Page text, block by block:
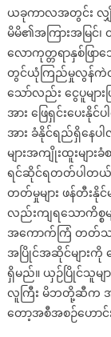
ယခုကာလအတွင်း လျှို့
မိမိ၏အကြားအမြင်၊
လောကုတ္တရာနှစ်ဖြာ
တွင်ယုံကြည်မှုလွန်ကဲတတ်
သော်လည်း ငွေပူမျာ
အား ဖြေရှင်းပေး
အား ခံနိုင်ရည်ရှိနေပါ
များအကျိုးထူးမျာ
ရင်ဆိုင်ရတတ်ပါတ
တတ်မှုများ ဖန်တီး
လည်းကျရသောကိစ္စ
အကောက်ကြံ တတ်သ
အပြိုင်အဆိုင်များကို
ရှိမည်။ ယှဉ်ပြိုင်သူမျ
လူကြီး မိဘတို့ဆီက အ
တော့အစီအစဉ်ဟောင်